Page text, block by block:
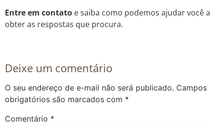
Entre em contato e saiba como podemos ajudar você a
obter as respostas que procura.
Deixe um comentário
O seu endereço de e-mail não será publicado. Campos
obrigatórios são marcados com *
Comentário *